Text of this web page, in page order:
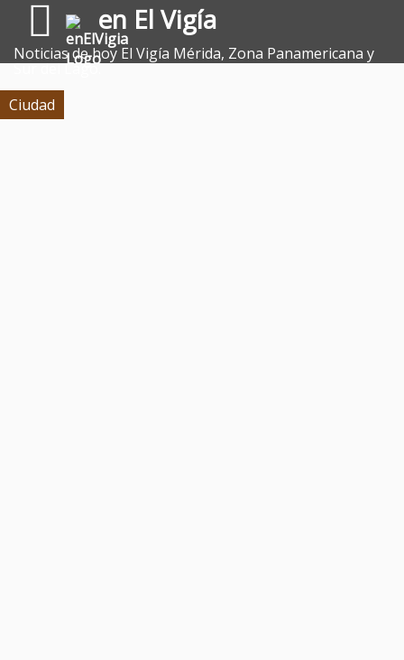
en El Vigía
Noticias de hoy El Vigía Mérida, Zona Panamericana y
Sur del Lago.
Ciudad